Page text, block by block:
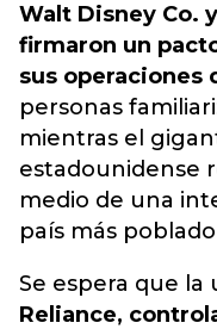
Walt Disney Co.
firmaron un
sus operaciones
personas
mientras el
estadounidense
medio de una
país más
Se espera que la
Reliance,